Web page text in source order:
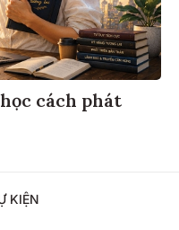
cách phát
KIỆN